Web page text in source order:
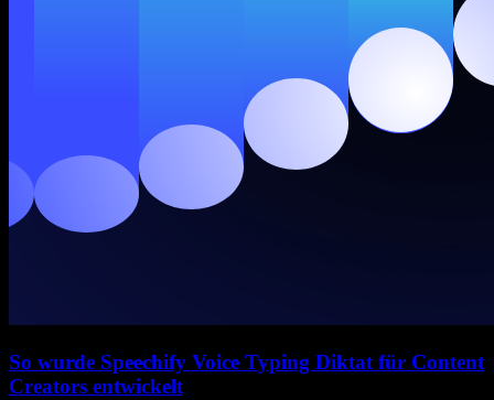
So wurde Speechify Voice Typing Diktat für Content
Creators entwickelt